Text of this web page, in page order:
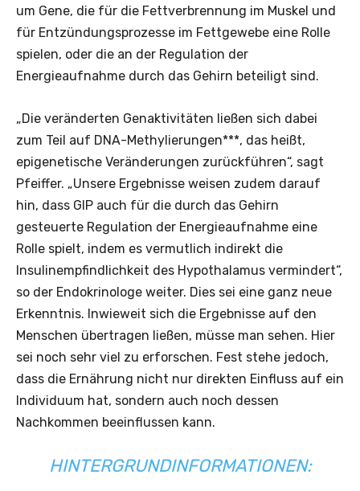
um Gene, die für die Fettverbrennung im Muskel und
für Entzündungsprozesse im Fettgewebe eine Rolle
spielen, oder die an der Regulation der
Energieaufnahme durch das Gehirn beteiligt sind.
„Die veränderten Genaktivitäten ließen sich dabei
zum Teil auf DNA-Methylierungen***, das heißt,
epigenetische Veränderungen zurückführen“, sagt
Pfeiffer. „Unsere Ergebnisse weisen zudem darauf
hin, dass GIP auch für die durch das Gehirn
gesteuerte Regulation der Energieaufnahme eine
Rolle spielt, indem es vermutlich indirekt die
Insulinempfindlichkeit des Hypothalamus vermindert“,
so der Endokrinologe weiter. Dies sei eine ganz neue
Erkenntnis. Inwieweit sich die Ergebnisse auf den
Menschen übertragen ließen, müsse man sehen. Hier
sei noch sehr viel zu erforschen. Fest stehe jedoch,
dass die Ernährung nicht nur direkten Einfluss auf ein
Individuum hat, sondern auch noch dessen
Nachkommen beeinflussen kann.
HINTERGRUNDINFORMATIONEN: